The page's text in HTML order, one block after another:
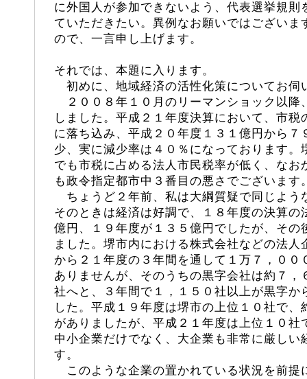
に外国人が参加できないよう、代表選挙規則
ていただきたい。異例なお願いではございま
ので、一言申し上げます。
それでは、本題に入ります。
初めに、地域経済の活性化策についてお伺
２００８年１０月のリーマンショック以降
しました。平成２１年度決算において、市税
に落ち込み、平成２０年度１３１億円から７
少、実に減少率は４０％になっております。
でも市税に占める法人市民税率が低く、なお
も政令指定都市中３番目の悪さでございます
ちょうど２年前、私は大綱質疑で同じよう
そのときは経済は好調で、１８年度の決算の
億円、１９年度が１３５億円でしたが、その
ました。堺市内における株式会社などの法人
から２１年度の３年間を通して１万７，００
ありませんが、そのうちの黒字会社は約７，
社へと、３年間で１，１５０社以上が黒字か
した。平成１９年度は堺市の上位１０社で、
がありましたが、平成２１年度は上位１０社
中小企業だけでなく、大企業も非常に厳しい
す。
このような企業の置かれている状況を前提